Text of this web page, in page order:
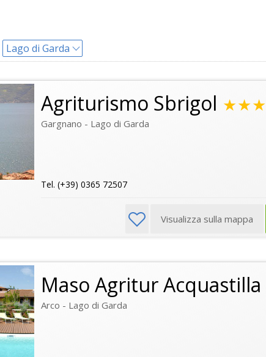
Lago di Garda
Agriturismo Sbrigol ★★★
Gargnano - Lago di Garda
Tel. (+39) 0365 72507
Visualizza sulla mappa
Maso Agritur Acquastilla
Arco - Lago di Garda